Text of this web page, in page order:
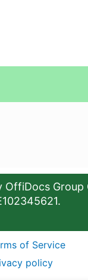
OffiDocs Group
of Service
policy